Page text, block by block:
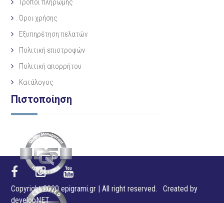
Τρόποι πληρωμής
Όροι χρήσης
Εξυπηρέτηση πελατών
Πολιτική επιστροφών
Πολιτική απορρήτου
Κατάλογος
Πιστοποίηση
Copyright 2020 epigrami.gr | All right reserved. Created by
developNET